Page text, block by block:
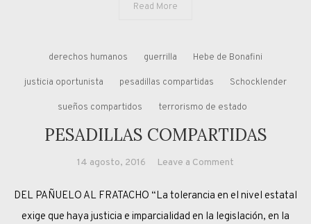
Read More
derechos humanos guerrilla Hebe de Bonafini
justicia oportunista pesadillas compartidas Schocklender
sueños compartidos terrorismo de estado
PESADILLAS COMPARTIDAS
14 agosto, 2016 Leave a Comment
COMPARTIDAS
DEL PAÑUELO AL FRATACHO “La tolerancia en el nivel estatal
exige que haya justicia e imparcialidad en la legislación, en la